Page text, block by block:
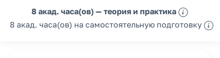
8 акад. часа(ов) — теория и практика
8 акад. часа(ов) на самостоятельную подготовку